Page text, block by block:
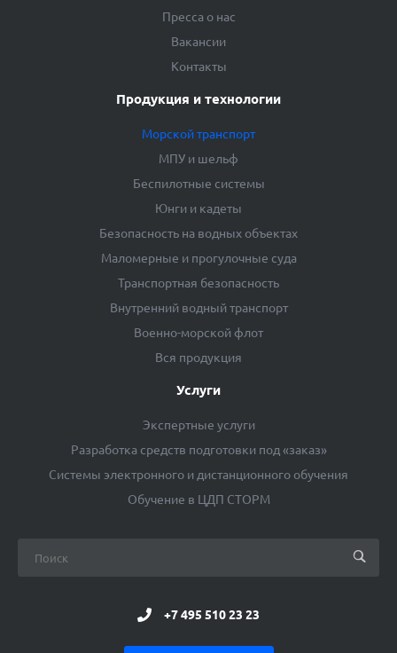
Пресса о нас
Вакансии
Контакты
Продукция и технологии
Морской транспорт
МПУ и шельф
Беспилотные системы
Юнги и кадеты
Безопасность на водных объектах
Маломерные и прогулочные суда
Транспортная безопасность
Внутренний водный транспорт
Военно-морской флот
Вся продукция
Услуги
Экспертные услуги
Разработка средств подготовки под «заказ»
Системы электронного и дистанционного обучения
Обучение в ЦДП СТОРМ
+7 495 510 23 23